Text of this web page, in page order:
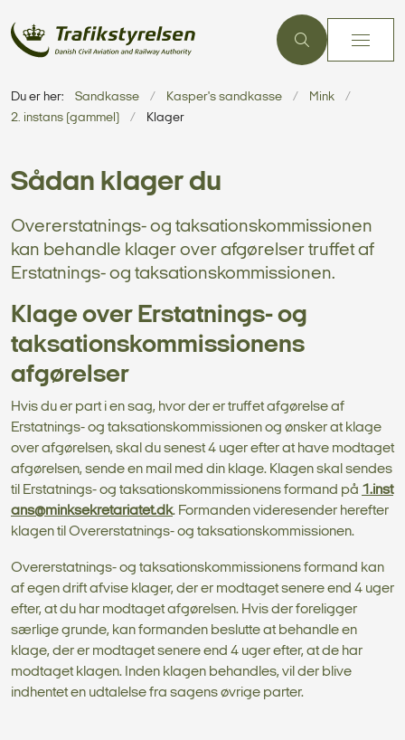
Du er her: Sandkasse Kasper's sandkasse
Mink
2. instans (gammel)
Klager
Sådan klager du
Overerstatnings- og taksationskommissionen
kan behandle klager over afgørelser truffet af
Erstatnings- og taksationskommissionen.
Klage over Erstatnings- og
taksationskommissionens
afgørelser
Hvis du er part i en sag, hvor der er truffet afgørelse af
Erstatnings- og taksationskommissionen og ønsker at klage
over afgørelsen, skal du senest 4 uger efter at have modtaget
afgørelsen, sende en mail med din klage. Klagen skal sendes
til Erstatnings- og taksationskommissionens formand på 1.inst
ans@minksekretariatet.dk. Formanden videresender herefter
klagen til Overerstatnings- og taksationskommissionen.
Overerstatnings- og taksationskommissionens formand kan
af egen drift afvise klager, der er modtaget senere end 4 uger
efter, at du har modtaget afgørelsen. Hvis der foreligger
særlige grunde, kan formanden beslutte at behandle en
klage, der er modtaget senere end 4 uger efter, at de har
modtaget klagen. Inden klagen behandles, vil der blive
indhentet en udtalelse fra sagens øvrige parter.